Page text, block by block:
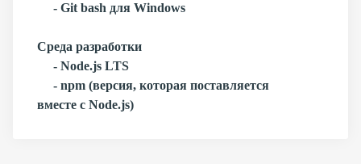
- Git bash для Windows
Среда разработки
- Node.js LTS
- npm (версия, которая поставляется
вместе с Node.js)